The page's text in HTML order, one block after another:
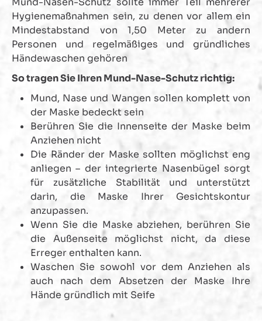
Hygienemaßnahmen sein, zu denen vor allem ein
Mindestabstand von 1,50 Meter zu andern
Personen und regelmäßiges und gründliches
Händewaschen gehören
So tragen Sie Ihren Mund-Nase-Schutz richtig:
Mund, Nase und Wangen sollen komplett von
der Maske bedeckt sein
Berühren Sie die Innenseite der Maske beim
Anziehen nicht
Die Ränder der Maske sollten möglichst eng
anliegen – der integrierte Nasenbügel sorgt
für zusätzliche Stabilität und unterstützt
darin, die Maske Ihrer Gesichtskontur
anzupassen.
Wenn Sie die Maske abziehen, berühren Sie
die Außenseite möglichst nicht, da diese
Erreger enthalten kann.
Waschen Sie sowohl vor dem Anziehen als
auch nach dem Absetzen der Maske Ihre
Hände gründlich mit Seife